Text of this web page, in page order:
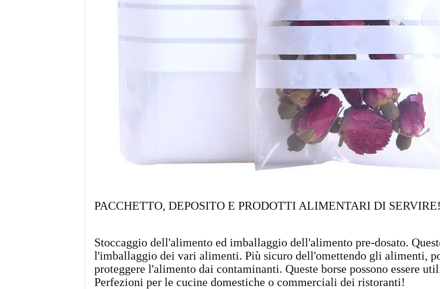
PACCHETTO, DEPOSITO E PRODOTTI ALIMENTARI DI
Stoccaggio dell'alimento ed imballaggio dell'alimento pre-dosato.
l'imballaggio dei vari alimenti. Più sicuro dell'omettendo gli alimenti,
proteggere l'alimento dai contaminanti. Queste borse possono essere
Perfezioni per le cucine domestiche o commerciali dei ristoranti!